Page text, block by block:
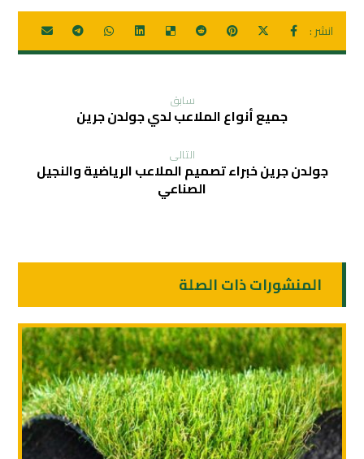
سابق
جميع أنواع الملاعب لدي جولدن جرين
التالی
جولدن جرين خبراء تصميم الملاعب الرياضية والنجيل
الصناعي
المنشورات ذات الصلة